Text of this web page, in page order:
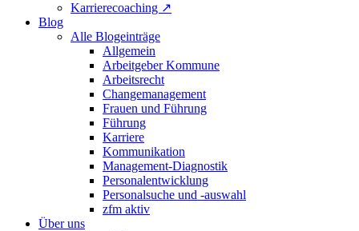
Karrierecoaching ↗
Blog
Alle Blogeinträge
Allgemein
Arbeitgeber Kommune
Arbeitsrecht
Changemanagement
Frauen und Führung
Führung
Karriere
Kommunikation
Management-Diagnostik
Personalentwicklung
Personalsuche und -auswahl
zfm aktiv
Über uns